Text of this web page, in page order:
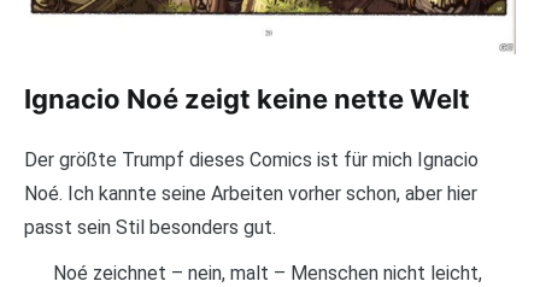
Ignacio Noé zeigt keine nette Welt
Der größte Trumpf dieses Comics ist für mich Ignacio
Noé. Ich kannte seine Arbeiten vorher schon, aber hier
passt sein Stil besonders gut.
Noé zeichnet – nein, malt – Menschen nicht leicht,